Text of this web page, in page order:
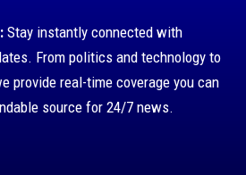
Stay instantly connected with
From politics and technology to
provide real-time coverage you can
source for 24/7 news.